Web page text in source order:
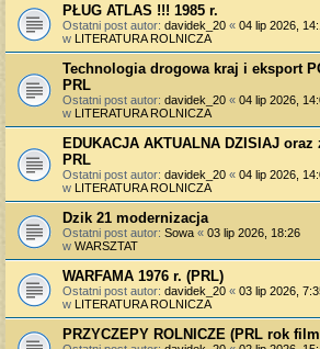
PŁUG ATLAS !!! 1985 r.
Ostatni post autor: davidek_20 « 04 lip 2026,
w LITERATURA ROLNICZA
Technologia drogowa kraj i eksport
PRL
Ostatni post autor: davidek_20 « 04 lip 2026,
w LITERATURA ROLNICZA
EDUKACJA AKTUALNA DZISIAJ
PRL
Ostatni post autor: davidek_20 « 04 lip 2026,
w LITERATURA ROLNICZA
Dzik 21 modernizacja
Ostatni post autor: Sowa « 03 lip 2026, 18:26
w WARSZTAT
WARFAMA 1976 r. (PRL)
Ostatni post autor: davidek_20 « 03 lip 2026,
w LITERATURA ROLNICZA
PRZYCZEPY ROLNICZE (PRL rok